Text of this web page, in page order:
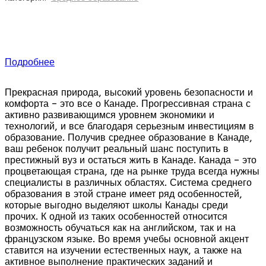
находится в Северном Ванкувере (Британская
Беррард. Bodwell High School считается
лидером среди канадским школ-пансионов.
Hudson College (Канада) — это частная школа
совместного обучения в Канаде, которая
предлагает сбалансированную программу от
подготовки в детский сад до поступления в
университет / колледж Канады.
Расположенный на 4,5 акрах корпус находится
в центре Торонто. Миссия школы — обеспечить
ребенку всестороннее развитие —
академическое, социальное и эмоциональное.
Подробнее
Прекрасная природа, высокий уровень безопасности и
комфорта – это все о Канаде. Прогрессивная страна с
активно развивающимся уровнем экономики и
технологий, и все благодаря серьезным инвестициям в
образование. Получив среднее образование в Канаде,
ваш ребенок получит реальный шанс поступить в
престижный вуз и остаться жить в Канаде. Канада – это
процветающая страна, где на рынке труда всегда нужны
специалисты в различных областях. Система среднего
образования в этой стране имеет ряд особенностей,
которые выгодно выделяют школы Канады среди
прочих. К одной из таких особенностей относится
возможность обучаться как на английском, так и на
французском языке. Во время учебы основной акцент
ставится на изучении естественных наук, а также на
активное выполнение практических заданий и